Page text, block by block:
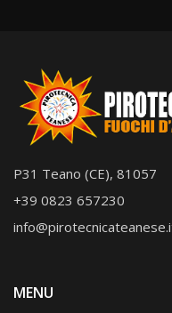
P31 Teano (CE), 81057
+39 0823 657230
MENU